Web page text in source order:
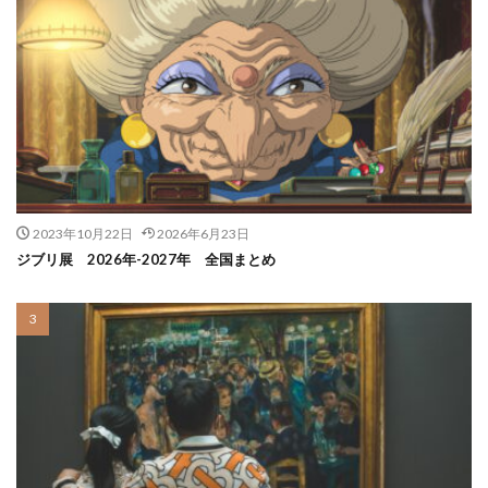
2023年10月22日 2026年6月23日
ジブリ展 2026年-2027年 全国まとめ